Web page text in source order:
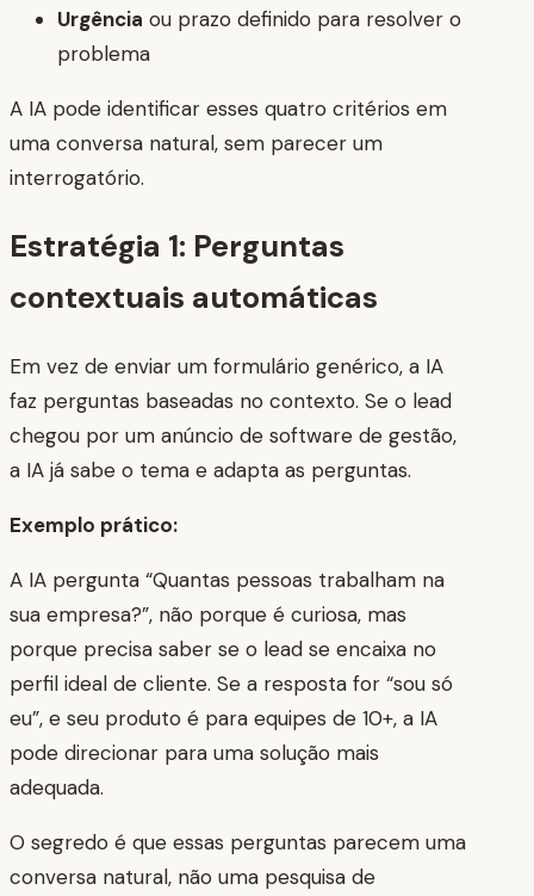
Urgência ou prazo definido para resolver o
problema
A IA pode identificar esses quatro critérios em
uma conversa natural, sem parecer um
interrogatório.
Estratégia 1: Perguntas
contextuais automáticas
Em vez de enviar um formulário genérico, a IA
faz perguntas baseadas no contexto. Se o lead
chegou por um anúncio de software de gestão,
a IA já sabe o tema e adapta as perguntas.
Exemplo prático:
A IA pergunta “Quantas pessoas trabalham na
sua empresa?”, não porque é curiosa, mas
porque precisa saber se o lead se encaixa no
perfil ideal de cliente. Se a resposta for “sou só
eu”, e seu produto é para equipes de 10+, a IA
pode direcionar para uma solução mais
adequada.
O segredo é que essas perguntas parecem uma
conversa natural, não uma pesquisa de